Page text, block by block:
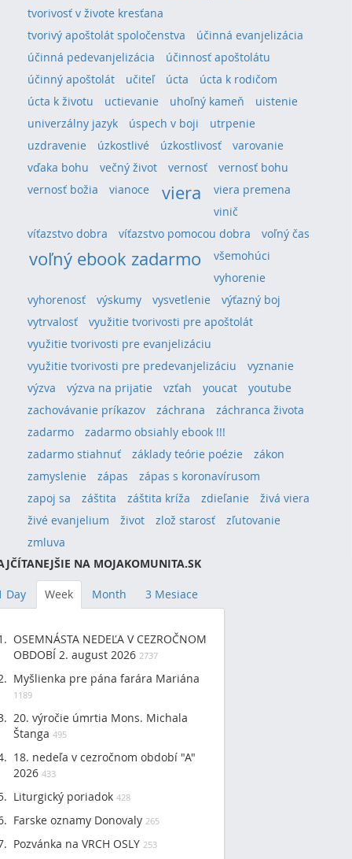
tvorivosť v živote kresťana
tvorivý apoštolát spoločenstva
účinná evanjelizácia
účinná pedevanjelizácia
účinnosť apoštolátu
účinný apoštolát
učiteľ úcta
úcta k rodičom
úcta k životu
uctievanie uhoľný kameň
uistenie
univerzálny jazyk
úspech v boji
utrpenie
uzdravenie
úzkostlivé úzkostlivosť
varovanie
vďaka bohu
večný život vernosť
vernosť bohu
vernosť božia
vianoce viera
viera premena
vinič
víťazstvo dobra
víťazstvo pomocou dobra voľný čas
voľný ebook zadarmo
všemohúci
vyhorenie
vyhorenosť
výskumy vysvetlenie
výťazný boj
vytrvalosť
využitie tvorivosti pre apoštolát
využitie tvorivosti pre evanjelizáciu
využitie tvorivosti pre predevanjelizáciu
vyznanie
výzva
výzva na prijatie vzťah youcat
youtube
zachovávanie príkazov
záchrana
záchranca života
zadarmo
zadarmo obsiahly ebook !!!
zadarmo stiahnuť
základy teórie poézie
zákon
zamyslenie
zápas
zápas s koronavírusom
zapoj sa
záštita záštita kríža zdieľanie
živá viera
živé evanjelium
život zlož starosť
zľutovanie
zmluva
NA MOJAKOMUNITA.SK
Day Week Month 3 Mesiace
OSEMNÁSTA NEDEĽA V CEZROČNOM
OBDOBÍ 2. august 2026 2737
Myšlienka pre pána farára Mariána
1189
20. výročie úmrtia Mons. Michala
Štanga 495
18. nedeľa v cezročnom období "A"
2026 433
Liturgický poriadok 428
Farske oznamy Donovaly 265
Pozvánka na VRCH OSLY 253